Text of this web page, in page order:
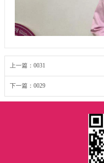
上一篇： 0031
下一篇： 0029